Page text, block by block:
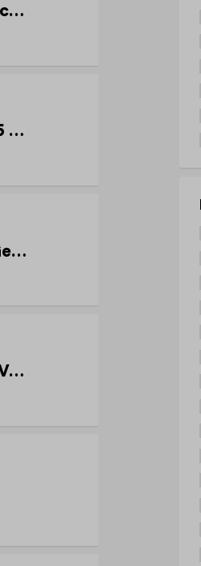
Ondersteunend medewerker laboratorium (locatie Heerlen)
Verpleegkundige interne geneeskunde 24 – 36 upw
Medewerker Schoonmaak (locatie Sittard – Geleen, 24upw)
Implementatiespecialist Digitale Zorgpaden (Verandermanagement & Adoptie)